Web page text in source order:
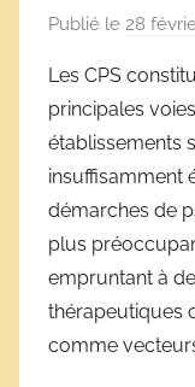
Publié le 28
Les CPS
principales
établissements
insuffisamment
démarches de
plus
empruntant à
thérapeutiques
comme